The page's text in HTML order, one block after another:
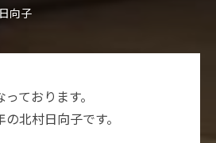
向子
ております。
北村日向子です。